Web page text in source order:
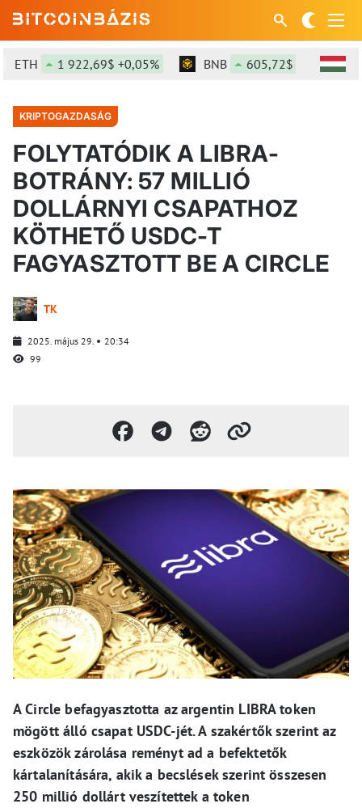
ETH 1 922,69$ +0,05% BNB 605,72$ +2,06%
KRIPTOGAZDASÁG
FOLYTATÓDIK A LIBRA-
BOTRÁNY: 57 MILLIÓ
DOLLÁRNYI CSAPATHOZ
KÖTHETŐ USDC-T
FAGYASZTOTT BE A CIRCLE
TK
2025. május 29.
20:34
99
A Circle befagyasztotta az argentin LIBRA token
mögött álló csapat USDC-jét. A szakértők szerint az
eszközök zárolása reményt ad a befektetők
kártalanítására, akik a becslések szerint összesen
250 millió dollárt veszítettek a token